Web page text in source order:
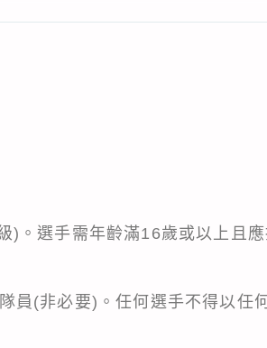
)。選手需年齡滿16歲或以上且
員(非必要)。任何選手不得以任